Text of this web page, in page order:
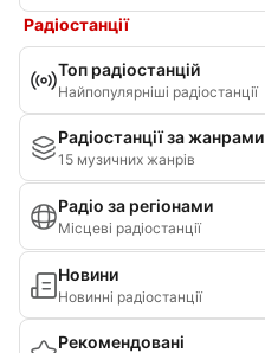
Радіостанції
Топ радіостанцій
Найпопулярніші радіостанції
Радіостанції за жанрами
15 музичних жанрів
Радіо за регіонами
Місцеві радіостанції
Новини
Новинні радіостанції
Рекомендовані